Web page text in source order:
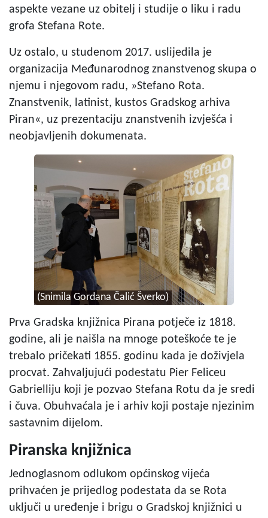
aspekte vezane uz obitelj i studije o liku i radu
grofa Stefana Rote.
Uz ostalo, u studenom 2017. uslijedila je
organizacija Međunarodnog znanstvenog skupa o
njemu i njegovom radu, »Stefano Rota.
Znanstvenik, latinist, kustos Gradskog arhiva
Piran«, uz prezentaciju znanstvenih izvješća i
neobjavljenih dokumenata.
(Snimila Gordana Čalić Šverko)
Prva Gradska knjižnica Pirana potječe iz 1818.
godine, ali je naišla na mnoge poteškoće te je
trebalo pričekati 1855. godinu kada je doživjela
procvat. Zahvaljujući podestatu Pier Feliceu
Gabrielliju koji je pozvao Stefana Rotu da je sredi
i čuva. Obuhvaćala je i arhiv koji postaje njezinim
sastavnim dijelom.
Piranska knjižnica
Jednoglasnom odlukom općinskog vijeća
prihvaćen je prijedlog podestata da se Rota
uključi u uređenje i brigu o Gradskoj knjižnici u